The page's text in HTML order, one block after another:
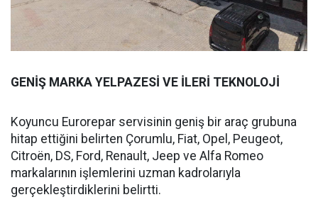
GENİŞ MARKA YELPAZESİ VE İLERİ TEKNOLOJİ
Koyuncu Eurorepar servisinin geniş bir araç grubuna
hitap ettiğini belirten Çorumlu, Fiat, Opel, Peugeot,
Citroën, DS, Ford, Renault, Jeep ve Alfa Romeo
markalarının işlemlerini uzman kadrolarıyla
gerçekleştirdiklerini belirtti.